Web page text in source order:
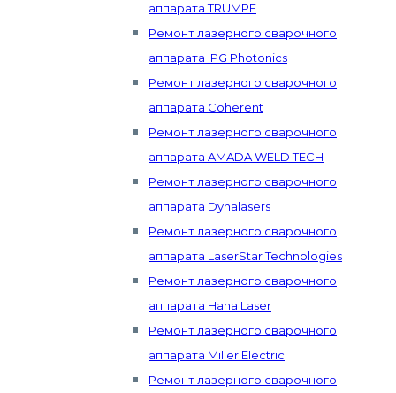
аппарата TRUMPF
Ремонт лазерного сварочного
аппарата IPG Photonics
Ремонт лазерного сварочного
аппарата Coherent
Ремонт лазерного сварочного
аппарата AMADA WELD TECH
Ремонт лазерного сварочного
аппарата Dynalasers
Ремонт лазерного сварочного
аппарата LaserStar Technologies
Ремонт лазерного сварочного
аппарата Hana Laser
Ремонт лазерного сварочного
аппарата Miller Electric
Ремонт лазерного сварочного